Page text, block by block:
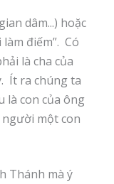
dâm...) hoặc
điếm”. Có
là cha của
Ít ra chúng ta
là con của ông
người một con
Thánh mà ý